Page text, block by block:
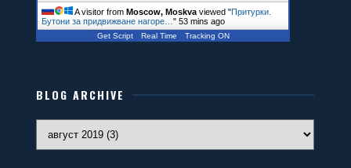
A visitor fromMoscow, Moskva viewed "Притурки.
Бутони за придвижване нагоре…"53 mins ago
Get Script Real Time Tracking ON
BLOG ARCHIVE